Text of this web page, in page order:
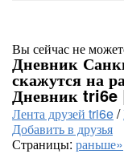
Вы сейчас не
Дневник
скажутся на
Дневник tri6e
Лента друзей tri6e/
Добавить в друзья
Страницы: раньше»